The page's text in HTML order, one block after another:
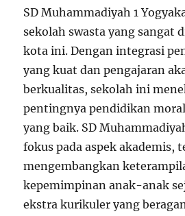
SD Muhammadiyah 1
sekolah swasta yang sangat
kota ini. Dengan integrasi
yang kuat dan pengajaran
berkualitas, sekolah ini
pentingnya pendidikan
yang baik. SD
fokus pada aspek akademis,
mengembangkan
kepemimpinan anak-anak
ekstra kurikuler yang